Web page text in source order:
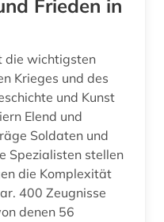
Frieden in
die wichtigsten
Krieges und des
und Kunst
Elend und
Soldaten und
die Komplexität
400 Zeugnisse
denen 56